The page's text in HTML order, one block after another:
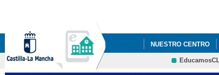
NUESTRO CENTRO
BECAS DE LIBROS